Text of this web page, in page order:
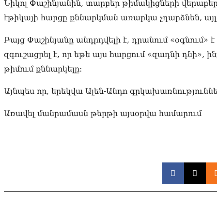
Նիկոլ Փաշինյանին, տարբեր թիմակիցների
էթիկայի հարցը քննարկման առարկա չդարձնեն,
Բայց Փաշինյանը անդրդվելի է, դրանում «օգնում»
զգուշացրել է, որ եթե այս հարցում «զադնի
թիմում քննարկելը:
Այնպես որ, երեկվա Ալեն-Անդո
Առավել մանրամասն թերթի այսօրվա համարում